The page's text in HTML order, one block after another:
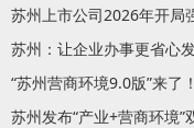
苏州上市公司2026年开局
苏州：让企业办事更省心
“苏州营商环境9.0版”来了
苏州发布“产业+营商环境”